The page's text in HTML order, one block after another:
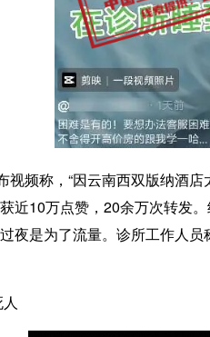
视频称，“因云南西双版纳酒
近10万点赞，20余万次转发
夜是为了流量。诊所工作人